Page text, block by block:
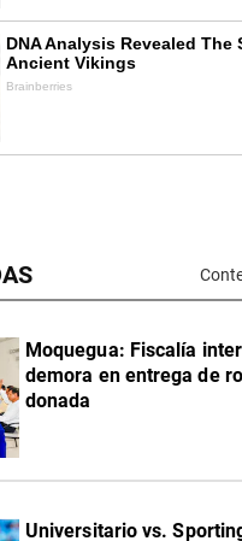
Moquegua: Fiscalía
demora en entrega de
donada
Universitario vs.